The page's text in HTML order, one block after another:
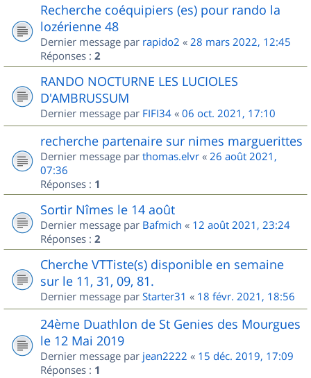
Recherche coéquipiers (es) pour rando la
lozérienne 48
Dernier message par rapido2 « 28 mars 2022, 12:45
Réponses : 2
RANDO NOCTURNE LES LUCIOLES
D'AMBRUSSUM
Dernier message par FIFI34 « 06 oct. 2021, 17:10
recherche partenaire sur nimes marguerittes
Dernier message par thomas.elvr « 26 août 2021,
07:36
Réponses : 1
Sortir Nîmes le 14 août
Dernier message par Bafmich « 12 août 2021, 23:24
Réponses : 2
Cherche VTTiste(s) disponible en semaine
sur le 11, 31, 09, 81.
Dernier message par Starter31 « 18 févr. 2021, 18:56
24ème Duathlon de St Genies des Mourgues
le 12 Mai 2019
Dernier message par jean2222 « 15 déc. 2019, 17:09
Réponses : 1